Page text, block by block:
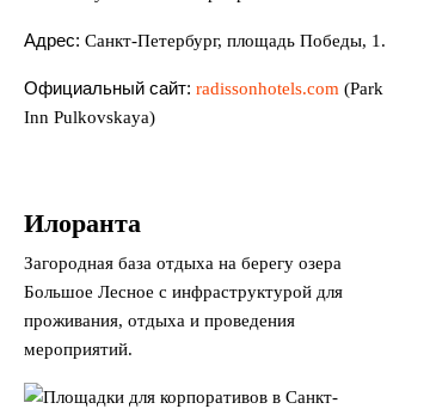
Адрес: Санкт-Петербург, площадь Победы, 1.
Официальный сайт: radissonhotels.com (Park
Inn Pulkovskaya)
Илоранта
Загородная база отдыха на берегу озера
Большое Лесное с инфраструктурой для
проживания, отдыха и проведения
мероприятий.